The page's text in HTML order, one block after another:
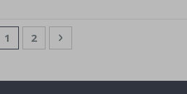
Seite
Sie lesen gerade die Seite
1 Seite
2 Seite
Weiter